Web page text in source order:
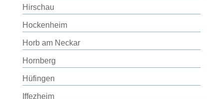
Hirschau
Hockenheim
Horb am Neckar
Hornberg
Hüfingen
Iffezheim